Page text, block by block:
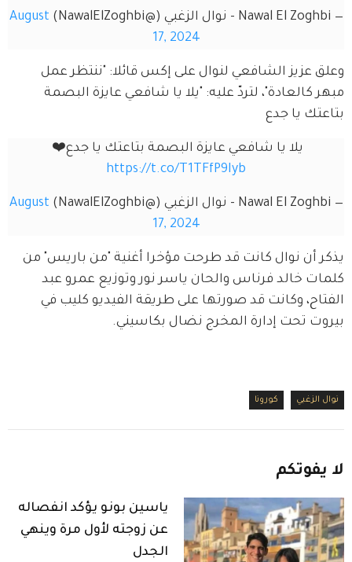
— Nawal El Zoghbi - نوال الزغبي (@NawalElZoghbi)
August
17, 2024
وعلق عزيز الشافعي لنوال على إكس قائلا: "ننتظر عمل
مبهر كالعادة"، لتردّ عليه: "يلا يا شافعي عايزة البصمة
بتاعتك يا جدع
يلا يا شافعي عايزة البصمة بتاعتك يا جدع❤️
https://t.co/T1TFfP9Iyb
— Nawal El Zoghbi - نوال الزغبي (@NawalElZoghbi)
August
17, 2024
يذكر أن نوال كانت قد طرحت مؤخرا أغنية "من باريس" من
كلمات خالد فرناس والحان ياسر نور وتوزيع عمرو عبد
الفتاح، وكانت قد صورتها على طريقة الفيديو كليب في
بيروت تحت إدارة المخرج نضال بكاسيني.
نوال الزغبي كورونا
لا يفوتكم
ياسين بونو يؤكد انفصاله
عن زوجته لأول مرة وينهي
الجدل